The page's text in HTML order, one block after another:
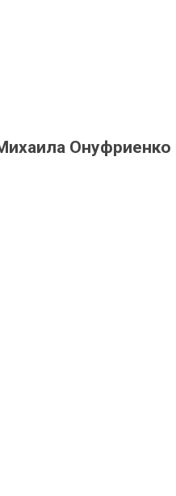
Онуфриенко